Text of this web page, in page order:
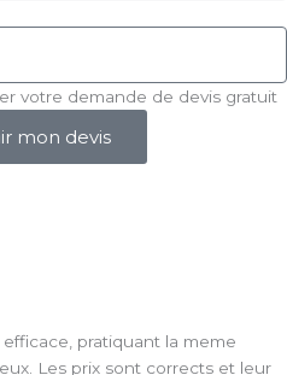
votre demande de devis gratuit
mon devis
pratiquant la meme
Les prix sont corrects et leur